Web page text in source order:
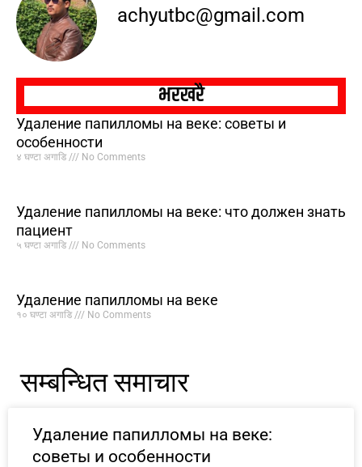
achyutbc@gmail.com
भरखरै
Удаление папилломы на веке: советы и
особенности
४ घण्टा अगाडि No Comments
Удаление папилломы на веке: что должен знать
пациент
५ घण्टा अगाडि No Comments
Удаление папилломы на веке
१० घण्टा अगाडि No Comments
सम्बन्धित समाचार
Удаление папилломы на веке:
советы и особенности